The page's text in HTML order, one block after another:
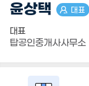
윤상택 대표
대표
탑공인중개사사무소